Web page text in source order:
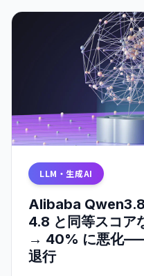
LLM・生成AI
Alibaba
4.8 と同等スコア
→ 40% に悪化
退行